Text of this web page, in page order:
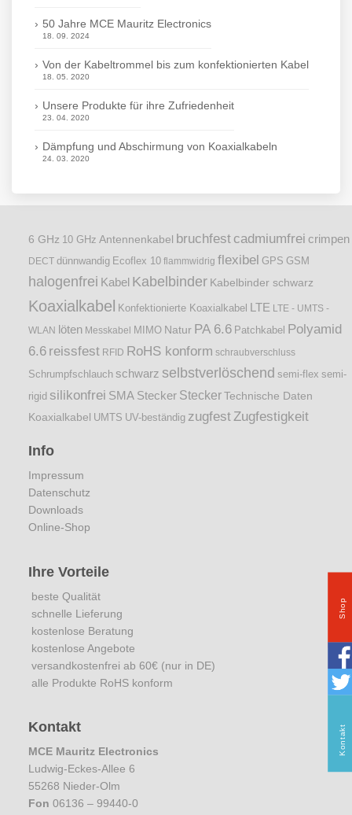
50 Jahre MCE Mauritz Electronics
18. 09. 2024
Von der Kabeltrommel bis zum konfektionierten Kabel
18. 05. 2020
Unsere Produkte für ihre Zufriedenheit
23. 04. 2020
Dämpfung und Abschirmung von Koaxialkabeln
24. 03. 2020
6 GHz 10 GHz Antennenkabel bruchfest cadmiumfrei crimpen
DECT dünnwandig Ecoflex 10 flammwidrig flexibel GPS GSM
halogenfrei Kabel Kabelbinder Kabelbinder schwarz
Koaxialkabel Konfektionierte Koaxialkabel LTE LTE - UMTS -
WLAN löten Messkabel MIMO Natur PA 6.6 Patchkabel Polyamid
6.6 reissfest RFID RoHS konform schraubverschluss
Schrumpfschlauch schwarz selbstverlöschend semi-flex semi-
rigid silikonfrei SMA Stecker Stecker Technische Daten
Koaxialkabel UMTS UV-beständig zugfestZugfestigkeit
Info
Impressum
Datenschutz
Downloads
Online-Shop
Ihre Vorteile
beste Qualität
schnelle Lieferung
kostenlose Beratung
kostenlose Angebote
versandkostenfrei ab 60€ (nur in DE)
alle Produkte RoHS konform
Kontakt
MCE Mauritz Electronics
Ludwig-Eckes-Allee 6
55268 Nieder-Olm
Fon 06136 – 99440-0
Shop
Kontakt